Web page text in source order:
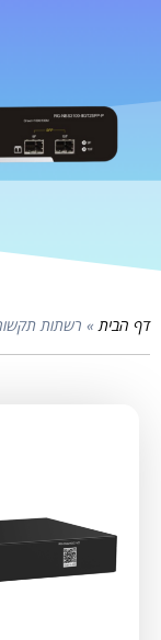
דף הבית» רשתות